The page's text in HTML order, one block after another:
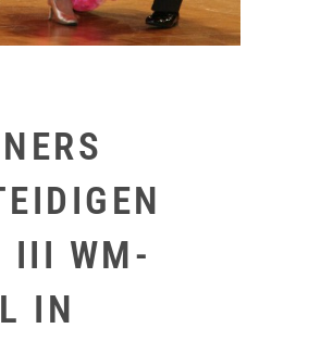
III WM-
IN